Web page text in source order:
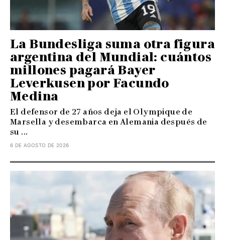
La Bundesliga suma otra figura
argentina del Mundial: cuántos
millones pagará Bayer
Leverkusen por Facundo
Medina
El defensor de 27 años deja el Olympique de
Marsella y desembarca en Alemania después de
su ...
6 DE AGOSTO DE 2026